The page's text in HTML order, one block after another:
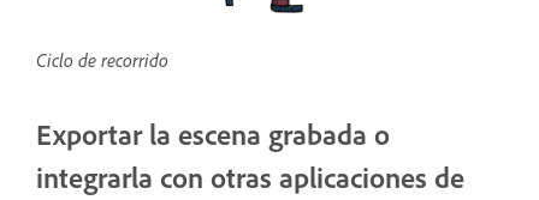
Ciclo de recorrido
Exportar la escena grabada o
integrarla con otras aplicaciones de